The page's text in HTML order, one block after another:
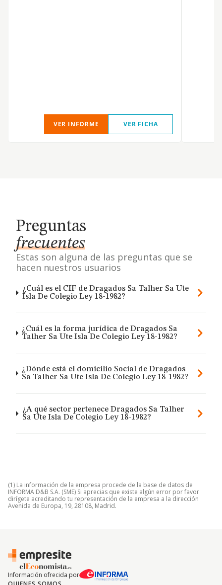
VER INFORME VER FICHA
Preguntas
frecuentes
Estas son alguna de las preguntas que se
hacen nuestros usuarios
¿Cuál es el CIF de Dragados Sa Talher Sa Ute
Isla De Colegio Ley 18-1982?
¿Cuál es la forma jurídica de Dragados Sa
Talher Sa Ute Isla De Colegio Ley 18-1982?
¿Dónde está el domicilio Social de Dragados
Sa Talher Sa Ute Isla De Colegio Ley 18-1982?
¿A qué sector pertenece Dragados Sa Talher
Sa Ute Isla De Colegio Ley 18-1982?
(1) La información de la empresa procede de la base de datos de
INFORMA D&B S.A. (SME) Si aprecias que existe algún error por favor
dirígete acreditando tu representación de la empresa a la dirección
Avenida de Europa, 19, 28108, Madrid.
Información ofrecida por